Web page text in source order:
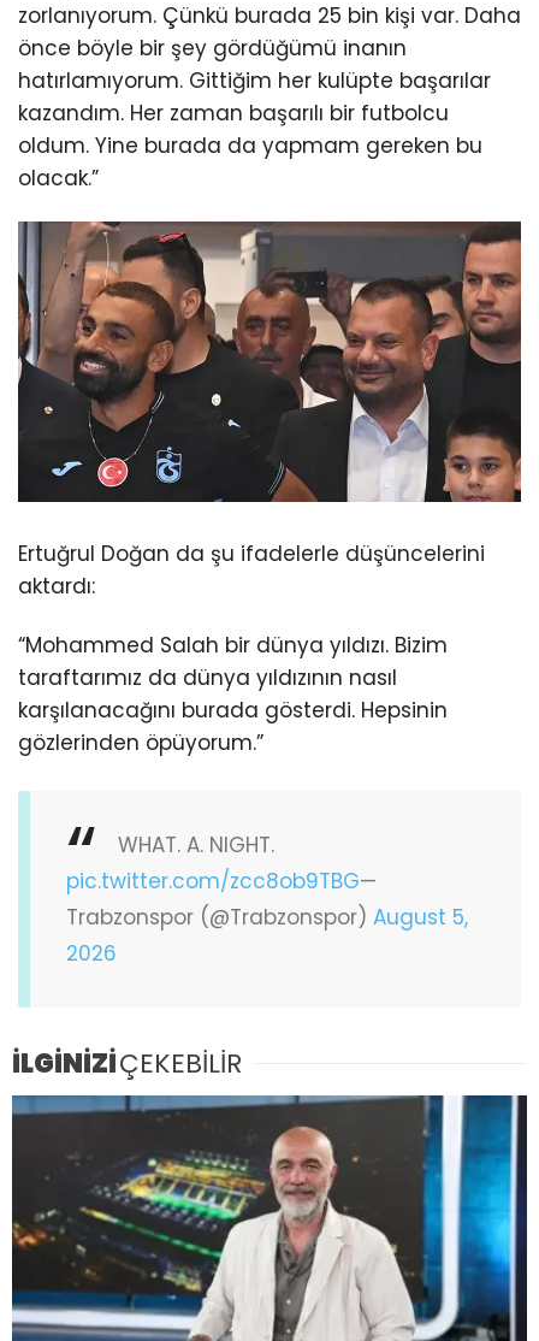
zorlanıyorum. Çünkü burada 25 bin kişi var. Daha
önce böyle bir şey gördüğümü inanın
hatırlamıyorum. Gittiğim her kulüpte başarılar
kazandım. Her zaman başarılı bir futbolcu
oldum. Yine burada da yapmam gereken bu
olacak.”
Ertuğrul Doğan da şu ifadelerle düşüncelerini
aktardı:
“Mohammed Salah bir dünya yıldızı. Bizim
taraftarımız da dünya yıldızının nasıl
karşılanacağını burada gösterdi. Hepsinin
gözlerinden öpüyorum.”
WHAT. A. NIGHT.
pic.twitter.com/zcc8ob9TBG—
Trabzonspor (@Trabzonspor) August 5,
2026
İLGİNİZİÇEKEBİLİR